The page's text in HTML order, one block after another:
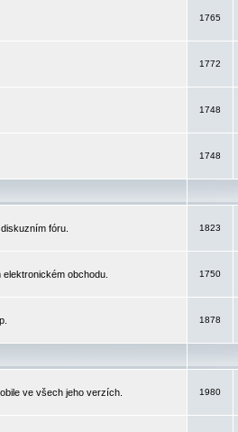
1765
1772
1748
1748
fóru.
1823
obchodu.
1750
1878
ve všech jeho verzích.
1980